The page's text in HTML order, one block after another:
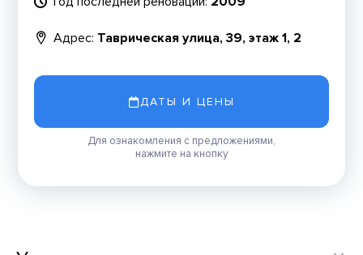
Адрес: Таврическая улица, 39, этаж 1, 2
ДАТЫ И ЦЕНЫ
Для ознакомления с предложениями,
нажмите на кнопку